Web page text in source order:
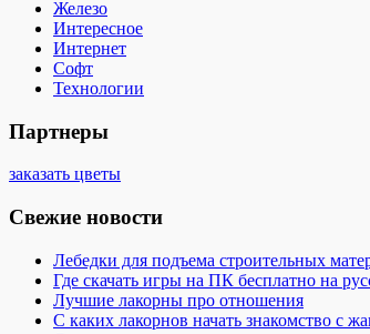
Железо
Интересное
Интернет
Софт
Технологии
Партнеры
заказать цветы
Свежие новости
Лебедки для подъема строительных
Где скачать игры на ПК бесплатно на
Лучшие лакорны про отношения
С каких лакорнов начать знакомство с